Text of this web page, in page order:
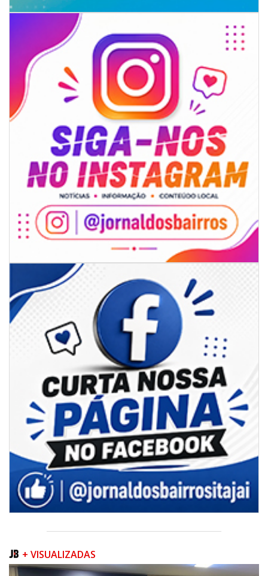
GERAL
08/08/2026 | 07:00
Univali e Câmara de Vereadores de Itajaí reúnem especialistas para
discutir políticas públicas e inovação
BALNEÁRIO CAMBORIÚ
+ VISUALIZADAS